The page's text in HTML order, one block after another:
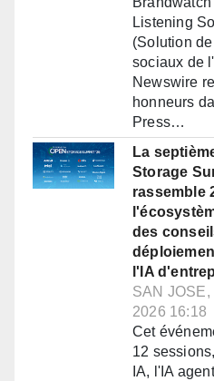
Listening
(Solution
sociaux de
Newswire
honneurs
Press…
La
Storage
rassemble
des
l'IA
SAN
2026 16:18
Cet
12
IA, l'IA